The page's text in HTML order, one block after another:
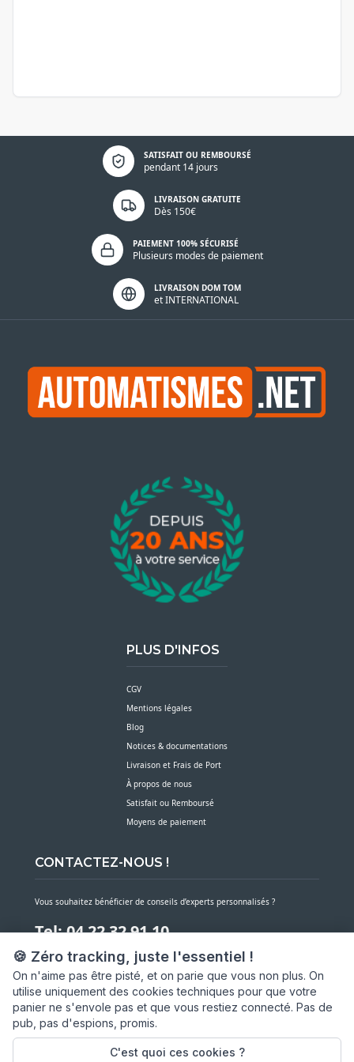
🍪 Zéro tracking, juste l'essentiel !
On n'aime pas être pisté, et on parie que vous non plus. On
utilise uniquement des cookies techniques pour que votre
panier ne s'envole pas et que vous restiez connecté. Pas de
pub, pas d'espions, promis.
C'est quoi ces cookies ?
SATISFAIT OU REMBOURSÉ
pendant 14 jours
Politique de confidentialité
LIVRAISON GRATUITE
Dès 150€
PAIEMENT 100% SÉCURISÉ
Plusieurs modes de paiement
LIVRAISON DOM TOM
et INTERNATIONAL
PLUS D'INFOS
CGV
Mentions légales
Blog
Notices & documentations
Livraison et Frais de Port
À propos de nous
Satisfait ou Remboursé
Moyens de paiement
CONTACTEZ-NOUS !
Vous souhaitez bénéficier de conseils d’experts personnalisés ?
Tel: 04 22 32 91 10
Notre service client est à votre écoute du lundi au vendredi de 7h30 à 16h
NOUS CONTACTER PAR MESSAGE
SARL ASP06
66 av. Michel Jourdan
06150 CANNES LA BOCCA